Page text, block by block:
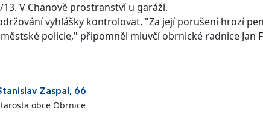
V Chanově prostranství u garáží.
vyhlášky kontrolovat. "Za její porušení hrozí
policie," připomněl mluvčí obrnické radnice Jan
Zaspal, 66
obce Obrnice